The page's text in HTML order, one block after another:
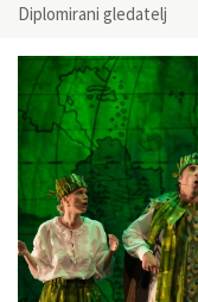
Diplomirani gledatelj